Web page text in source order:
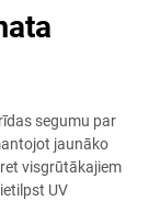
segumu par
jaunāko
visgrūtākajiem
UV